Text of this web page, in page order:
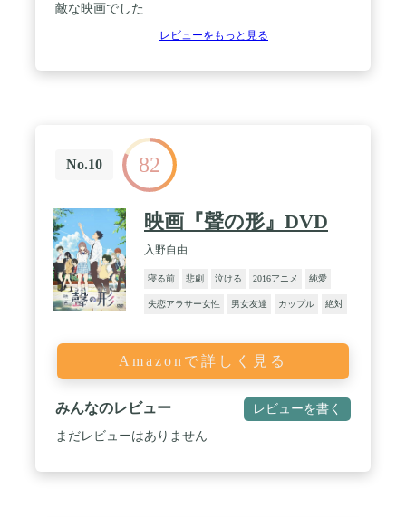
敵な映画でした
レビューをもっと見る
No.10 82
映画『聲の形』DVD
入野自由
寝る前 悲劇 泣ける 2016アニメ 純愛
失恋アラサー女性 男女友達 カップル 絶対
Amazonで詳しく見る
みんなのレビュー レビューを書く
まだレビューはありません